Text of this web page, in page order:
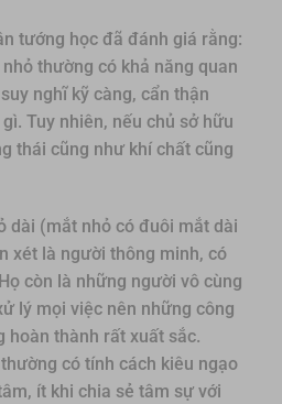
tướng học đã đánh giá rằng:
thường có khả năng quan
nghĩ kỹ càng, cẩn thận
Tuy nhiên, nếu chủ sở hữu
thái cũng như khí chất cũng
dài (mắt nhỏ có đuôi mắt dài
xét là người thông minh, có
còn là những người vô cùng
lý mọi việc nên những công
hoàn thành rất xuất sắc.
có tính cách kiêu ngạo
ít khi chia sẻ tâm sự với